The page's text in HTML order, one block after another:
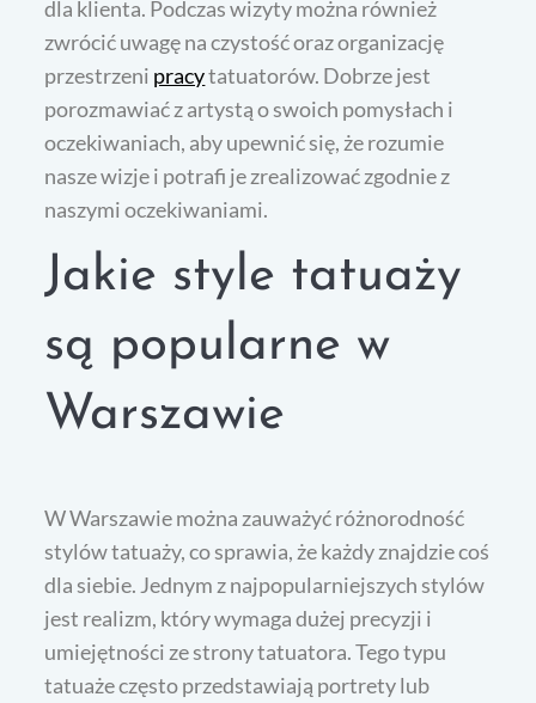
dla klienta. Podczas wizyty można również
zwrócić uwagę na czystość oraz organizację
przestrzeni pracytatuatorów. Dobrze jest
porozmawiać z artystą o swoich pomysłach i
oczekiwaniach, aby upewnić się, że rozumie
nasze wizje i potrafi je zrealizować zgodnie z
naszymi oczekiwaniami.
Jakie style tatuaży
są popularne w
Warszawie
W Warszawie można zauważyć różnorodność
stylów tatuaży, co sprawia, że każdy znajdzie coś
dla siebie. Jednym z najpopularniejszych stylów
jest realizm, który wymaga dużej precyzji i
umiejętności ze strony tatuatora. Tego typu
tatuaże często przedstawiają portrety lub